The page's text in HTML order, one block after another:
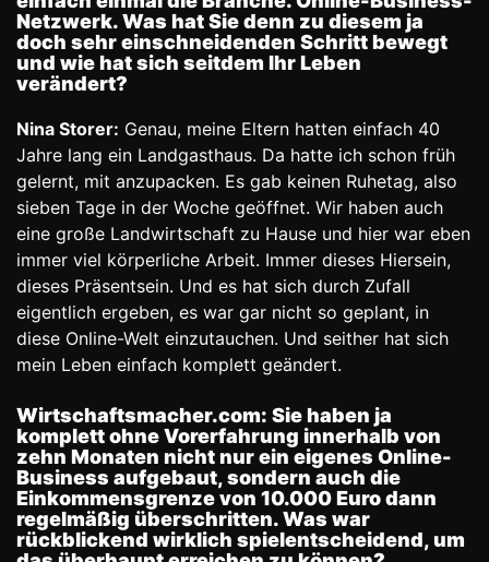
Netzwerk. Was hat Sie denn zu diesem ja
doch sehr einschneidenden Schritt bewegt
und wie hat sich seitdem Ihr Leben
verändert?
Nina Storer: Genau, meine Eltern hatten einfach 40
Jahre lang ein Landgasthaus. Da hatte ich schon früh
gelernt, mit anzupacken. Es gab keinen Ruhetag, also
sieben Tage in der Woche geöffnet. Wir haben auch
eine große Landwirtschaft zu Hause und hier war eben
immer viel körperliche Arbeit. Immer dieses Hiersein,
dieses Präsentsein. Und es hat sich durch Zufall
eigentlich ergeben, es war gar nicht so geplant, in
diese Online-Welt einzutauchen. Und seither hat sich
mein Leben einfach komplett geändert.
Wirtschaftsmacher.com: Sie haben ja
komplett ohne Vorerfahrung innerhalb von
zehn Monaten nicht nur ein eigenes Online-
Business aufgebaut, sondern auch die
Einkommensgrenze von 10.000 Euro dann
regelmäßig überschritten. Was war
rückblickend wirklich spielentscheidend, um